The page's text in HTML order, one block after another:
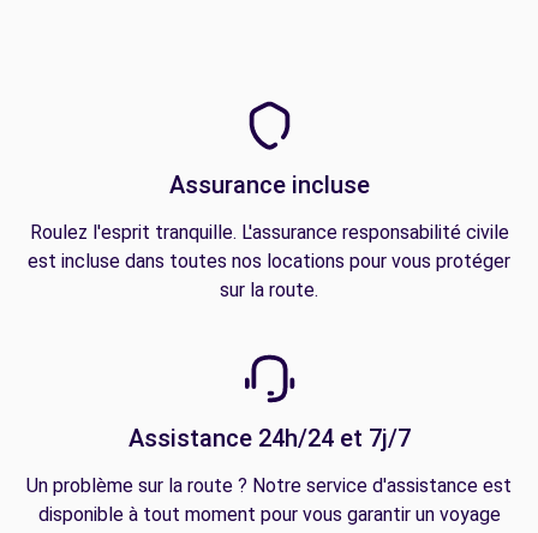
Assurance incluse
Roulez l'esprit tranquille. L'assurance responsabilité civile
est incluse dans toutes nos locations pour vous protéger
sur la route.
Assistance 24h/24 et 7j/7
Un problème sur la route ? Notre service d'assistance est
disponible à tout moment pour vous garantir un voyage